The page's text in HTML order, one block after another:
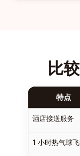
比
特点
酒店接送服务
1 小时热气球